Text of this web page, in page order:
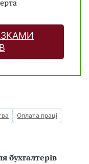
Оплата праці
бухгалтерів